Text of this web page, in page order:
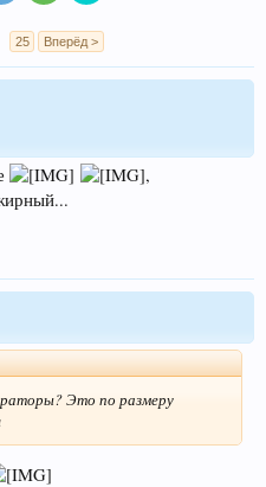
25 Вперёд >
,
Это по размеру